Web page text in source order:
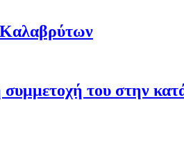
Καλαβρύτων
συμμετοχή του στην